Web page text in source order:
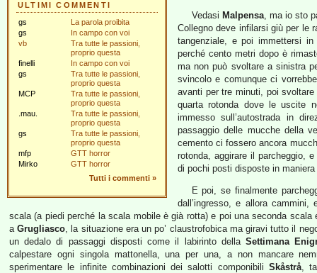
ULTIMI COMMENTI
gs
La parola proibita
gs
In campo con voi
vb
Tra tutte le passioni,
proprio questa
finelli
In campo con voi
gs
Tra tutte le passioni,
proprio questa
MCP
Tra tutte le passioni,
proprio questa
.mau.
Tra tutte le passioni,
proprio questa
gs
Tra tutte le passioni,
proprio questa
mfp
GTT horror
Mirko
GTT horror
Tutti i commenti »
Vedasi Malpensa, ma io sto
Collegno deve infilarsi giù per le
tangenziale, e poi immettersi
perché cento metri dopo è
ma non può svoltare a sinistra
svincolo e comunque ci
avanti per tre minuti, poi
quarta rotonda dove le uscite
immesso sull’autostrada in
passaggio delle mucche della
cemento ci fossero ancora
rotonda, aggirare il parcheggio,
di pochi posti disposte in
E poi, se finalmente
dall’ingresso, e allora
scala (a piedi perché la scala mobile è già rotta) e poi una seconda
aGrugliasco, la situazione era un po’ claustrofobica ma giravi tutto il
un dedalo di passaggi disposti come il labirinto dellaSettimana
calpestare ogni singola mattonella, una per una, a non mancare
sperimentare le infinite combinazioni dei salotti componibiliSkåstrå,